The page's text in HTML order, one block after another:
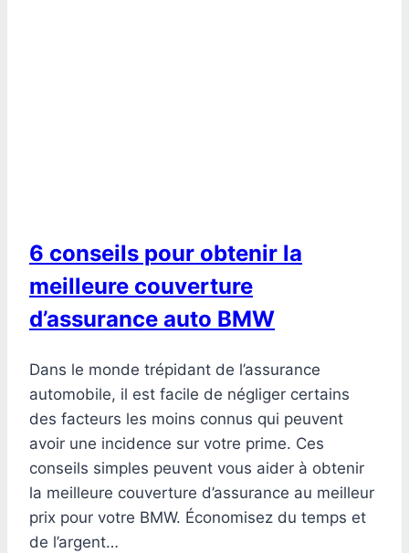
6 conseils pour obtenir la
meilleure couverture
d’assurance auto BMW
Dans le monde trépidant de l’assurance
automobile, il est facile de négliger certains
des facteurs les moins connus qui peuvent
avoir une incidence sur votre prime. Ces
conseils simples peuvent vous aider à obtenir
la meilleure couverture d’assurance au meilleur
prix pour votre BMW. Économisez du temps et
de l’argent…